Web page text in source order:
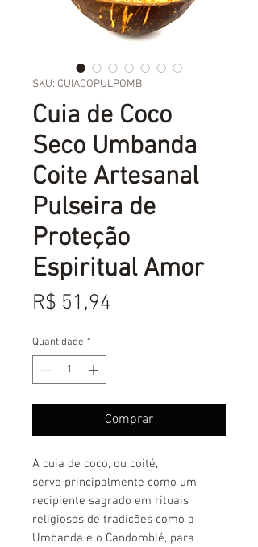
SKU: CUIACOPULPOMB
Cuia de Coco
Seco Umbanda
Coite Artesanal
Pulseira de
Proteção
Espiritual Amor
R$ 51,94
Quantidade *
Comprar
A cuia de coco, ou coité,
serve principalmente como um
recipiente sagrado em rituais
religiosos de tradições como a
Umbanda e o Candomblé, para